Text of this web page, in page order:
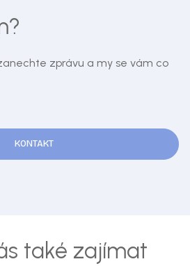
zprávu a my se vám co
KONTAKT
také zajímat